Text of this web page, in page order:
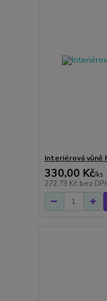
Interiérová vůně
330,00 Kč/ks
272,73 Kč bez